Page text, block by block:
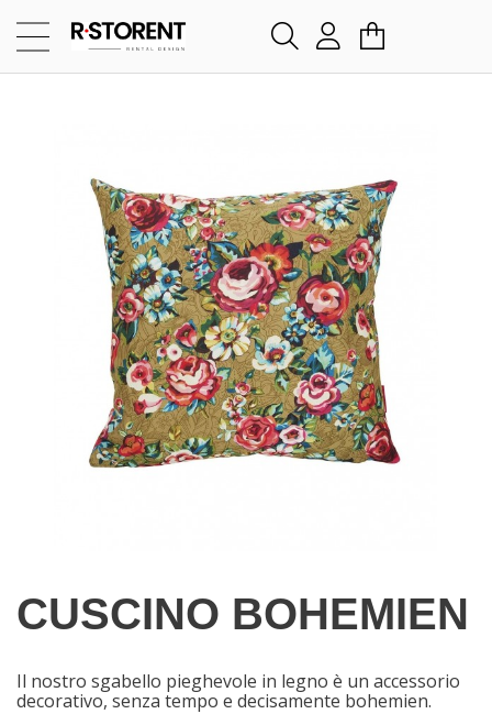
CUSCINO BOHEMIEN
Il nostro sgabello pieghevole in legno è un accessorio
decorativo, senza tempo e decisamente bohemien.